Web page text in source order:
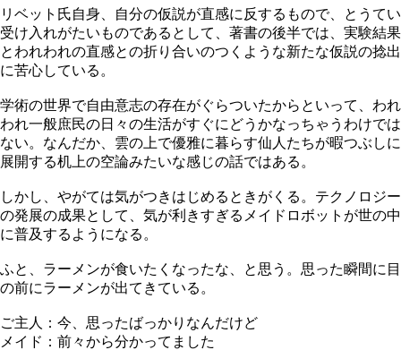
リベット氏自身、自分の仮説が直感に反するもので、とうてい
受け入れがたいものであるとして、著書の後半では、実験結果
とわれわれの直感との折り合いのつくような新たな仮説の捻出
に苦心している。
学術の世界で自由意志の存在がぐらついたからといって、われ
われ一般庶民の日々の生活がすぐにどうかなっちゃうわけでは
ない。なんだか、雲の上で優雅に暮らす仙人たちが暇つぶしに
展開する机上の空論みたいな感じの話ではある。
しかし、やがては気がつきはじめるときがくる。テクノロジー
の発展の成果として、気が利きすぎるメイドロボットが世の中
に普及するようになる。
ふと、ラーメンが食いたくなったな、と思う。思った瞬間に目
の前にラーメンが出てきている。
ご主人：今、思ったばっかりなんだけど
メイド：前々から分かってました